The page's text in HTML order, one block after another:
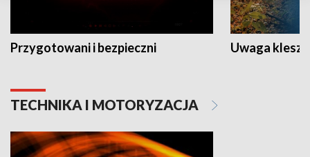
Przygotowani i bezpieczni Uwaga
TECHNIKA I MOTORYZACJA